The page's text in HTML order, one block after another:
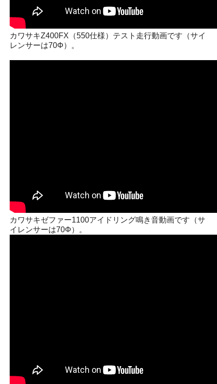
カワサキZ400FX（550仕様）テスト走行動画です（サイ
レンサーは70Φ）。
カワサキゼファー1100アイドリング鳴き音動画です（サ
イレンサーは70Φ）。